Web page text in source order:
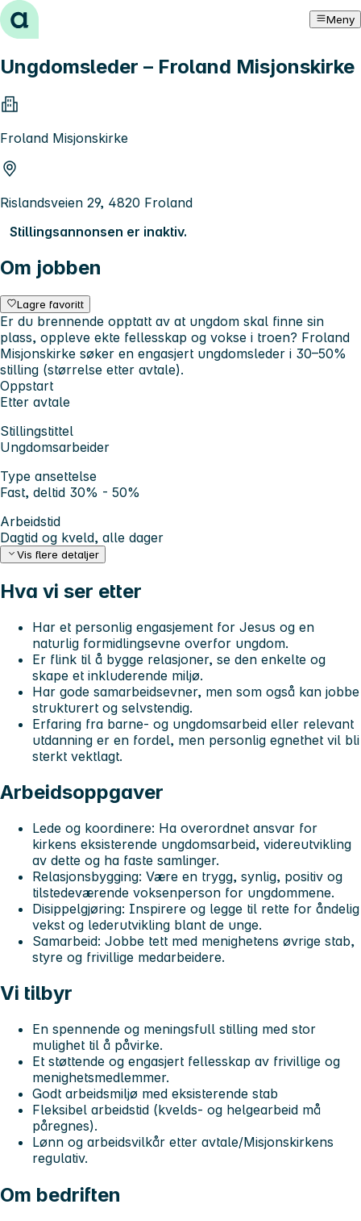
Hopp til innhold Meny
Ungdomsleder – Froland Misjonskirke
Froland Misjonskirke
Rislandsveien 29, 4820 Froland
Stillingsannonsen er inaktiv.
Om jobben
Lagre favoritt
Er du brennende opptatt av at ungdom skal finne sin
plass, oppleve ekte fellesskap og vokse i troen? Froland
Misjonskirke søker en engasjert ungdomsleder i 30–50%
stilling (størrelse etter avtale).
Oppstart
Etter avtale
Stillingstittel
Ungdomsarbeider
Type ansettelse
Fast, deltid 30% - 50%
Arbeidstid
Dagtid og kveld, alle dager
Vis flere detaljer
Hva vi ser etter
Har et personlig engasjement for Jesus og en
naturlig formidlingsevne overfor ungdom.
Er flink til å bygge relasjoner, se den enkelte og
skape et inkluderende miljø.
Har gode samarbeidsevner, men som også kan jobbe
strukturert og selvstendig.
Erfaring fra barne- og ungdomsarbeid eller relevant
utdanning er en fordel, men personlig egnethet vil bli
sterkt vektlagt.
Arbeidsoppgaver
Lede og koordinere: Ha overordnet ansvar for
kirkens eksisterende ungdomsarbeid, videreutvikling
av dette og ha faste samlinger.
Relasjonsbygging: Være en trygg, synlig, positiv og
tilstedeværende voksenperson for ungdommene.
Disippelgjøring: Inspirere og legge til rette for åndelig
vekst og lederutvikling blant de unge.
Samarbeid: Jobbe tett med menighetens øvrige stab,
styre og frivillige medarbeidere.
Vi tilbyr
En spennende og meningsfull stilling med stor
mulighet til å påvirke.
Et støttende og engasjert fellesskap av frivillige og
menighetsmedlemmer.
Godt arbeidsmiljø med eksisterende stab
Fleksibel arbeidstid (kvelds- og helgearbeid må
påregnes).
Lønn og arbeidsvilkår etter avtale/Misjonskirkens
regulativ.
Om bedriften